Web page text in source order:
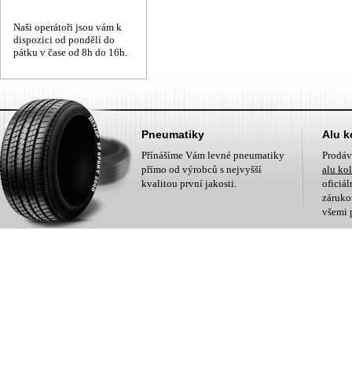
Naši operátoři jsou vám k
dispozici od pondělí do
pátku v čase od 8h do 16h.
Pneumatiky
Přínášíme Vám levné pneumatiky
přímo od výrobců s nejvyšší
kvalitou první jakosti.
Alu
alu
všemi